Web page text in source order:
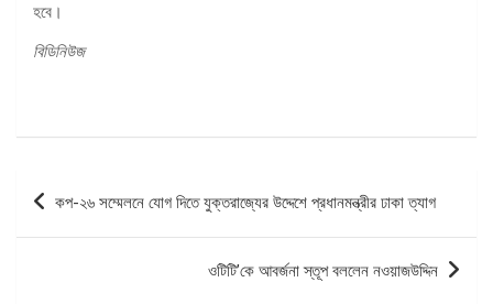
হবে।
বিডিনিউজ
পোস্ট
কপ-২৬ সম্মেলনে যোগ দিতে যুক্তরাজ্যের উদ্দেশে প্রধানমন্ত্রীর ঢাকা ত্যাগ
ওটিটি’কে আবর্জনা স্তূপ বললেন নওয়াজউদ্দিন